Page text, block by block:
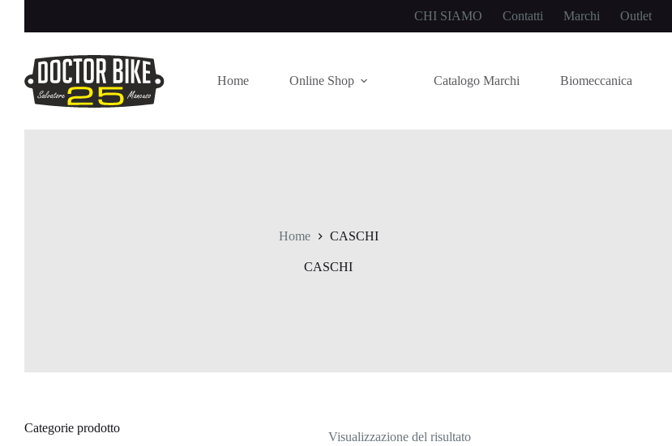
contenuto
CHI SIAMO Contatti Marchi Outlet
Home Online Shop Catalogo Marchi Biomeccanica
Home CASCHI
CASCHI
Visualizzazione del risultato
Categorie prodotto